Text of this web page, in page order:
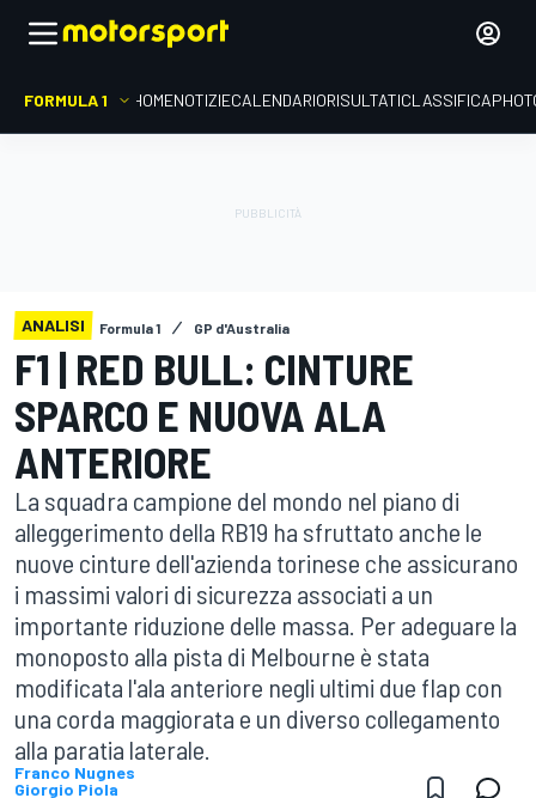
FORMULA 1 HOMENOTIZIECALENDARIORISULTATICLASSIFICA
ANALISI Formula 1 GP d'Australia
F1 | RED BULL: CINTURE
SPARCO E NUOVA ALA
ANTERIORE
La squadra campione del mondo nel piano di
alleggerimento della RB19 ha sfruttato anche le
nuove cinture dell'azienda torinese che assicurano
i massimi valori di sicurezza associati a un
importante riduzione delle massa. Per adeguare la
monoposto alla pista di Melbourne è stata
modificata l'ala anteriore negli ultimi due flap con
una corda maggiorata e un diverso collegamento
alla paratia laterale.
Franco Nugnes
Giorgio Piola